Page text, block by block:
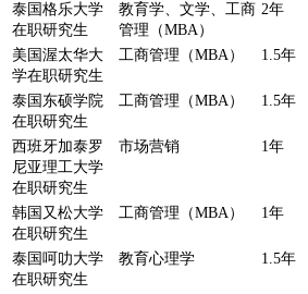
泰国格乐大学
在职研究生
教育学、文学、工商
管理（MBA）
2年
美国渥太华大
学在职研究生
工商管理（MBA） 1.5年
泰国东硕学院
在职研究生
工商管理（MBA） 1.5年
西班牙加泰罗
尼亚理工大学
在职研究生
市场营销 1年
韩国又松大学
在职研究生
工商管理（MBA） 1年
泰国呵叻大学
在职研究生
教育心理学 1.5年